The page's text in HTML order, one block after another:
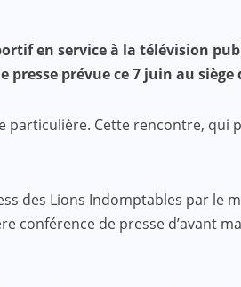
en service à la télévision
prévue ce 7 juin au siège
particulière. Cette rencontre, qui
des Lions Indomptables par le
conférence de presse d’avant